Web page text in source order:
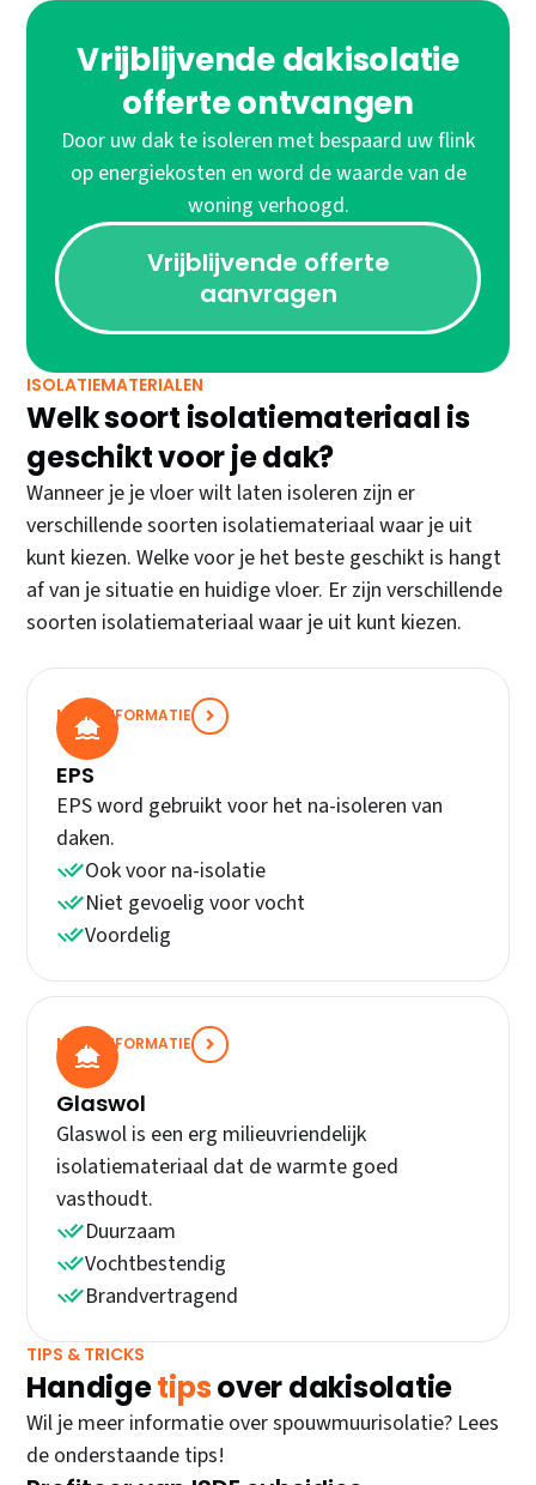
Vrijblijvende dakisolatie
offerte ontvangen
Door uw dak te isoleren met bespaard uw flink
op energiekosten en word de waarde van de
woning verhoogd.
Vrijblijvende offerte
aanvragen
ISOLATIEMATERIALEN
Welk soort isolatiemateriaal is
geschikt voor je dak?
Wanneer je je vloer wilt laten isoleren zijn er
verschillende soorten isolatiemateriaal waar je uit
kunt kiezen. Welke voor je het beste geschikt is hangt
af van je situatie en huidige vloer. Er zijn verschillende
soorten isolatiemateriaal waar je uit kunt kiezen.
EPS
EPS word gebruikt voor het na-isoleren van
daken.
Ook voor na-isolatie
Niet gevoelig voor vocht
Voordelig
MEER INFORMATIE
Glaswol
Glaswol is een erg milieuvriendelijk
isolatiemateriaal dat de warmte goed
vasthoudt.
Duurzaam
Vochtbestendig
Brandvertragend
MEER INFORMATIE
TIPS & TRICKS
Handigetipsover dakisolatie
Wil je meer informatie over spouwmuurisolatie? Lees
de onderstaande tips!